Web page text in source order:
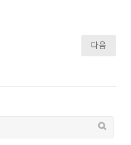
다음